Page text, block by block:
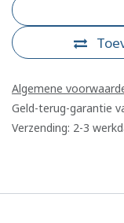
Algemene
Geld-terug-garantie
Verzending: 2-3